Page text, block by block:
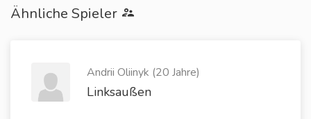
Ähnliche Spieler
Andrii Oliinyk (20 Jahre)
Linksaußen